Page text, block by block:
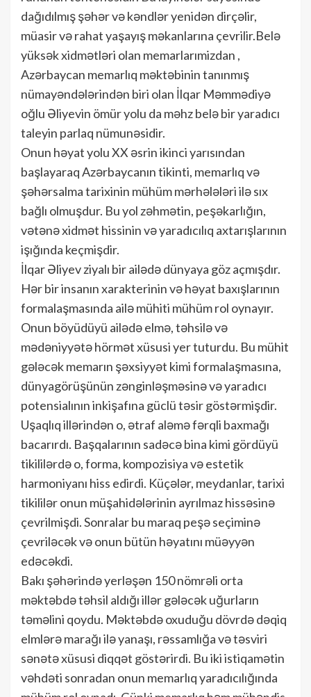
dağıdılmış şəhər və kəndlər yenidən dirçəlir,
müasir və rahat yaşayış məkanlarına çevrilir.Belə
yüksək xidmətləri olan memarlarımizdan ,
Azərbaycan memarlıq məktəbinin tanınmış
nümayəndələrindən biri olan İlqar Məmmədiyə
oğlu Əliyevin ömür yolu da məhz belə bir yaradıcı
taleyin parlaq nümunəsidir.
Onun həyat yolu XX əsrin ikinci yarısından
başlayaraq Azərbaycanın tikinti, memarlıq və
şəhərsalma tarixinin mühüm mərhələləri ilə sıx
bağlı olmuşdur. Bu yol zəhmətin, peşəkarlığın,
vətənə xidmət hissinin və yaradıcılıq axtarışlarının
işığında keçmişdir.
İlqar Əliyev ziyalı bir ailədə dünyaya göz açmışdır.
Hər bir insanın xarakterinin və həyat baxışlarının
formalaşmasında ailə mühiti mühüm rol oynayır.
Onun böyüdüyü ailədə elmə, təhsilə və
mədəniyyətə hörmət xüsusi yer tuturdu. Bu mühit
gələcək memarın şəxsiyyət kimi formalaşmasına,
dünyagörüşünün zənginləşməsinə və yaradıcı
potensialının inkişafına güclü təsir göstərmişdir.
Uşaqlıq illərindən o, ətraf aləmə fərqli baxmağı
bacarırdı. Başqalarının sadəcə bina kimi gördüyü
tikililərdə o, forma, kompozisiya və estetik
harmoniyanı hiss edirdi. Küçələr, meydanlar, tarixi
tikililər onun müşahidələrinin ayrılmaz hissəsinə
çevrilmişdi. Sonralar bu maraq peşə seçiminə
çevriləcək və onun bütün həyatını müəyyən
edəcəkdi.
Bakı şəhərində yerləşən 150 nömrəli orta
məktəbdə təhsil aldığı illər gələcək uğurların
təməlini qoydu. Məktəbdə oxuduğu dövrdə dəqiq
elmlərə marağı ilə yanaşı, rəssamlığa və təsviri
sənətə xüsusi diqqət göstərirdi. Bu iki istiqamətin
vəhdəti sonradan onun memarlıq yaradıcılığında